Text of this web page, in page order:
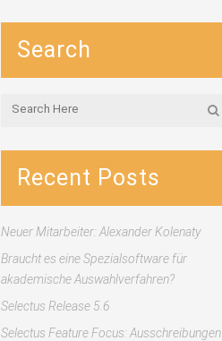
Search
Recent Posts
Neuer Mitarbeiter: Alexander Kolenaty
Braucht es eine Spezialsoftware für
akademische Auswahlverfahren?
Selectus Release 5.6
Selectus Feature Focus: Ausschreibungen